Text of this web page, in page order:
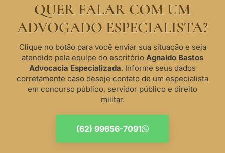
QUER FALAR COM UM
ADVOGADO ESPECIALISTA?
Clique no botão para você enviar sua situação e seja
atendido pela equipe do escritório Agnaldo Bastos
Advocacia Especializada. Informe seus dados
corretamente caso deseje contato de um especialista
em concurso público, servidor público e direito
militar.
(62) 99656-7091